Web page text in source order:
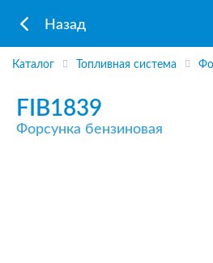
Назад
Каталог Топливная система
FIB1839
Форсунка бензиновая